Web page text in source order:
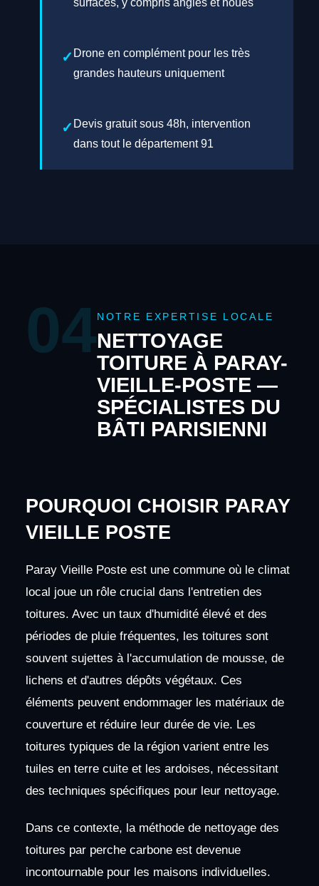
Drone en complément pour les très
grandes hauteurs uniquement
Devis gratuit sous 48h, intervention
dans tout le département 91
04NOTRE EXPERTISE LOCALE
NETTOYAGE
TOITURE À PARAY-
VIEILLE-POSTE —
SPÉCIALISTES DU
BÂTI PARISIENNI
POURQUOI CHOISIR PARAY
VIEILLE POSTE
Paray Vieille Poste est une commune où le climat
local joue un rôle crucial dans l'entretien des
toitures. Avec un taux d'humidité élevé et des
périodes de pluie fréquentes, les toitures sont
souvent sujettes à l'accumulation de mousse, de
lichens et d'autres dépôts végétaux. Ces
éléments peuvent endommager les matériaux de
couverture et réduire leur durée de vie. Les
toitures typiques de la région varient entre les
tuiles en terre cuite et les ardoises, nécessitant
des techniques spécifiques pour leur nettoyage.
Dans ce contexte, la méthode de nettoyage des
toitures par perche carbone est devenue
incontournable pour les maisons individuelles.